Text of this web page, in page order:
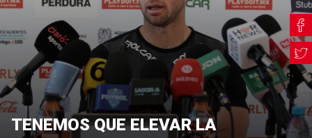
TENEMOS QUE ELEVAR LA